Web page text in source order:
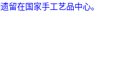
留在国家手工艺品中心。